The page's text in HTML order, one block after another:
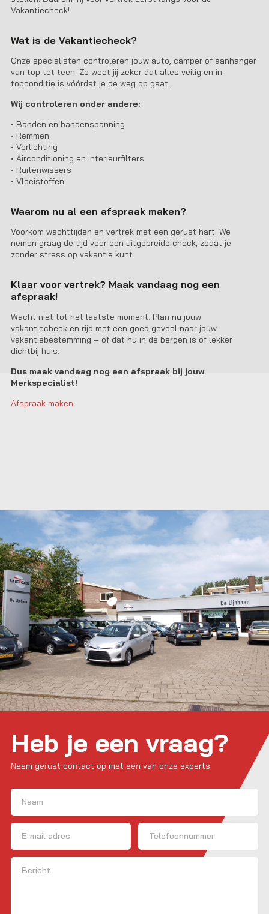
Vakantiecheck!
Wat is de Vakantiecheck?
Onze specialisten controleren jouw auto, camper of aanhanger
van top tot teen. Zo weet jij zeker dat alles veilig en in
topconditie is vóórdat je de weg op gaat.
Wij controleren onder andere:
• Banden en bandenspanning
• Remmen
• Verlichting
• Airconditioning en interieurfilters
• Ruitenwissers
• Vloeistoffen
Waarom nu al een afspraak maken?
Voorkom wachttijden en vertrek met een gerust hart. We
nemen graag de tijd voor een uitgebreide check, zodat je
zonder stress op vakantie kunt.
Klaar voor vertrek? Maak vandaag nog een
afspraak!
Wacht niet tot het laatste moment. Plan nu jouw
vakantiecheck en rijd met een goed gevoel naar jouw
vakantiebestemming – of dat nu in de bergen is of lekker
dichtbij huis.
Dus maak vandaag nog een afspraak bij jouw
Merkspecialist!
Afspraak maken
Heb je een vraag?
Neem gerust contact op met een van onze experts.
Naam
Voornaam
E-mailadres Telefoon
Bericht